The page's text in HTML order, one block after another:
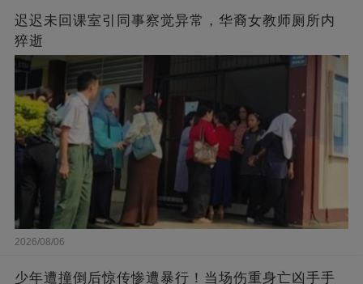
迟迟未回课室引同事察觉异常，华裔女教师厕所内
猝逝
2026/08/06
少年遭撞倒后惊传惨遭暴行！当场伤重身亡凶手手